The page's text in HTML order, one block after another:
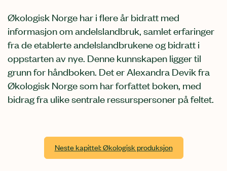
Økologisk Norge har i flere år bidratt med
informasjon om andelslandbruk, samlet erfaringer
fra de etablerte andelslandbrukene og bidratt i
oppstarten av nye. Denne kunnskapen ligger til
grunn for håndboken. Det er Alexandra Devik fra
Økologisk Norge som har forfattet boken, med
bidrag fra ulike sentrale ressurspersoner på feltet.
Neste kapittel: Økologisk produksjon